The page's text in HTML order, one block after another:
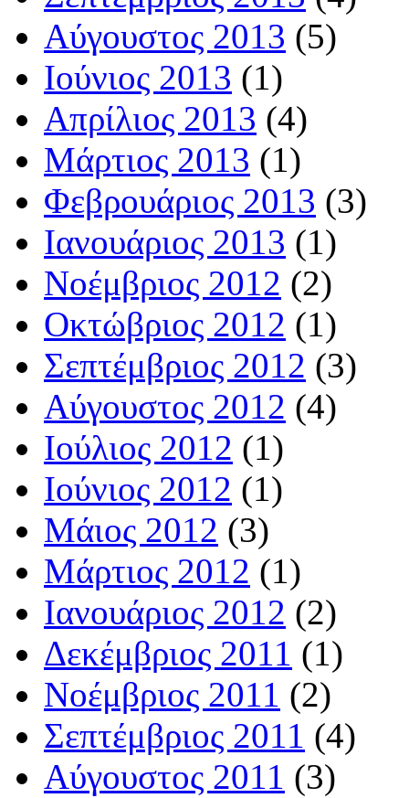
Αύγουστος 2013 (5)
Ιούνιος 2013 (1)
Απρίλιος 2013 (4)
Μάρτιος 2013 (1)
Φεβρουάριος 2013 (3)
Ιανουάριος 2013 (1)
Νοέμβριος 2012 (2)
Οκτώβριος 2012 (1)
Σεπτέμβριος 2012 (3)
Αύγουστος 2012 (4)
Ιούλιος 2012 (1)
Ιούνιος 2012 (1)
Μάιος 2012 (3)
Μάρτιος 2012 (1)
Ιανουάριος 2012 (2)
Δεκέμβριος 2011 (1)
Νοέμβριος 2011 (2)
Σεπτέμβριος 2011 (4)
Αύγουστος 2011 (3)